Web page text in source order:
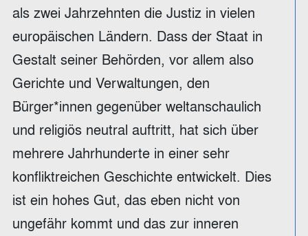
als zwei Jahrzehnten die Justiz in vielen
europäischen Ländern. Dass der Staat in
Gestalt seiner Behörden, vor allem also
Gerichte und Verwaltungen, den
Bürger*innen gegenüber weltanschaulich
und religiös neutral auftritt, hat sich über
mehrere Jahrhunderte in einer sehr
konfliktreichen Geschichte entwickelt. Dies
ist ein hohes Gut, das eben nicht von
ungefähr kommt und das zur inneren